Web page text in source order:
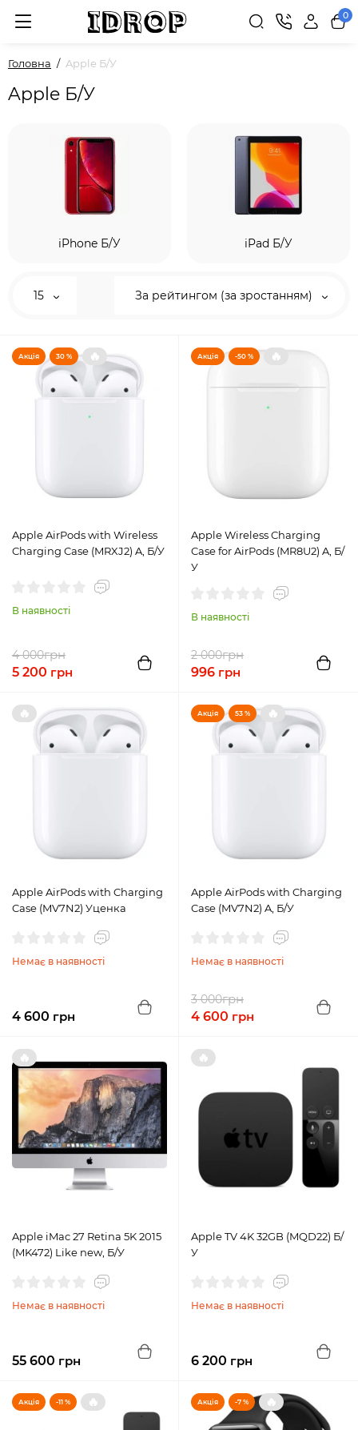
0
Головна Apple Б/У
Apple Б/У
iPhone Б/У iPad Б/У
15 За рейтингом (за зростанням)
Акція 30 % 🔥
Apple AirPods with Wireless
Charging Case (MRXJ2) A, Б/У
В наявності
4 000грн
5 200 грн
Акція -50 % 🔥
Apple Wireless Charging
Case for AirPods (MR8U2) A, Б/
У
В наявності
2 000грн
996 грн
🔥
Apple AirPods with Charging
Case (MV7N2) Уценка
Немає в наявності
4 600 грн
Акція 53 % 🔥
Apple AirPods with Charging
Case (MV7N2) A, Б/У
Немає в наявності
3 000грн
4 600 грн
🔥
Apple iMac 27 Retina 5K 2015
(MK472) Like new, Б/У
Немає в наявності
55 600 грн
🔥
Apple TV 4K 32GB (MQD22) Б/
У
Немає в наявності
6 200 грн
Акція -11 % 🔥 Акція -7 % 🔥